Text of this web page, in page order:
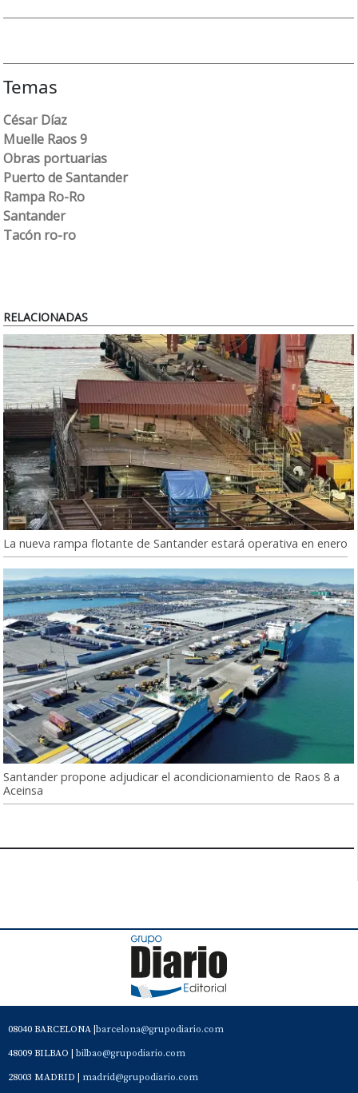
Temas
César Díaz
Muelle Raos 9
Obras portuarias
Puerto de Santander
Rampa Ro-Ro
Santander
Tacón ro-ro
RELACIONADAS
La nueva rampa flotante de Santander estará operativa en enero
Santander propone adjudicar el acondicionamiento de Raos 8 a
Aceinsa
08040 BARCELONA | barcelona@grupodiario.com
48009 BILBAO | bilbao@grupodiario.com
28003 MADRID | madrid@grupodiario.com